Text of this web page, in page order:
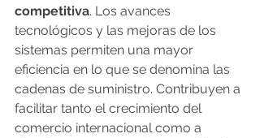
competitiva. Los avances
tecnológicos y las mejoras de los
sistemas permiten una mayor
eficiencia en lo que se denomina las
cadenas de suministro. Contribuyen a
facilitar tanto el crecimiento del
comercio internacional como a